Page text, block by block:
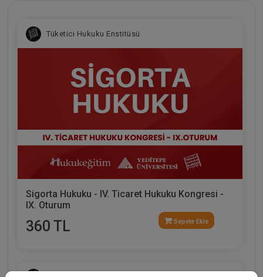
Tüketici Hukuku Enstitüsü
Sigorta Hukuku - IV. Ticaret Hukuku Kongresi -
IX. Oturum
360 TL Sepete Ekle